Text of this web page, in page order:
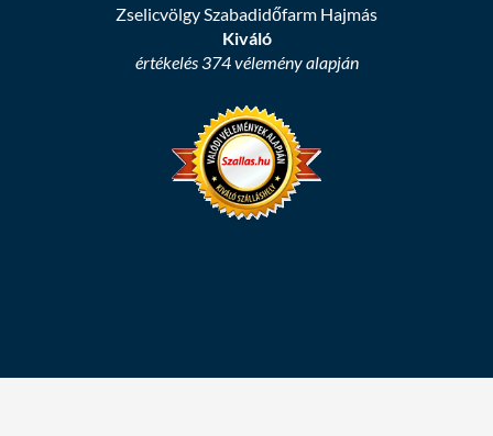
Zselicvölgy Szabadidőfarm Hajmás
Kiváló
értékelés 374 vélemény alapján